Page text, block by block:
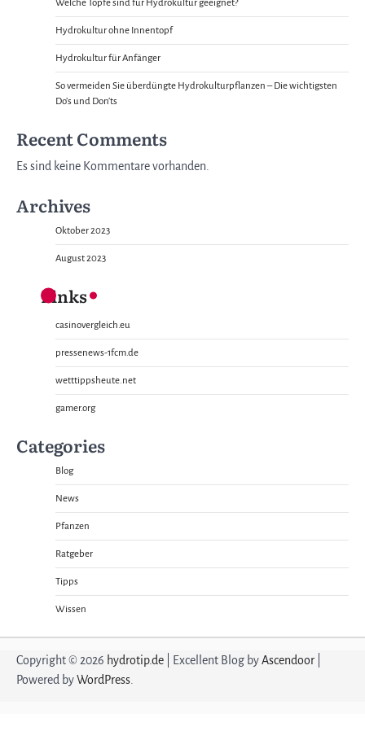
Welche Töpfe sind für Hydrokultur geeignet?
Hydrokultur ohne Innentopf
Hydrokultur für Anfänger
So vermeiden Sie überdüngte Hydrokulturpflanzen – Die wichtigsten
Do’s und Don’ts
Recent Comments
Es sind keine Kommentare vorhanden.
Archives
Oktober 2023
August 2023
Links
casinovergleich.eu
pressenews-1fcm.de
wetttippsheute.net
gamer.org
Categories
Blog
News
Pfanzen
Ratgeber
Tipps
Wissen
Copyright © 2026 hydrotip.de | Excellent Blog byAscendoor
Powered byWordPress.